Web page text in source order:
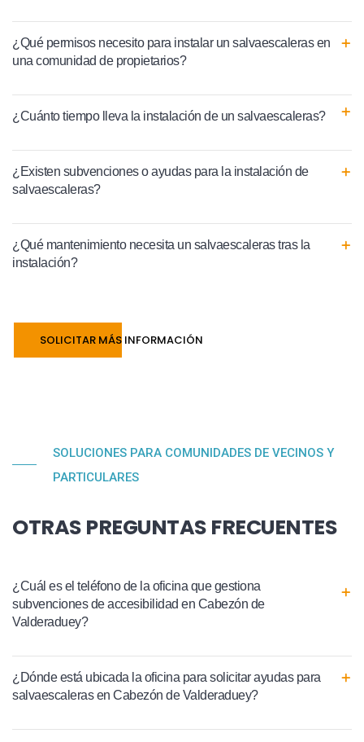
¿Qué permisos necesito para instalar un salvaescaleras en
una comunidad de propietarios?
¿Cuánto tiempo lleva la instalación de un salvaescaleras?
¿Existen subvenciones o ayudas para la instalación de
salvaescaleras?
¿Qué mantenimiento necesita un salvaescaleras tras la
instalación?
SOLICITAR MÁS INFORMACIÓN
SOLUCIONES PARA COMUNIDADES DE VECINOS Y
PARTICULARES
OTRAS PREGUNTAS FRECUENTES
¿Cuál es el teléfono de la oficina que gestiona
subvenciones de accesibilidad en Cabezón de
Valderaduey?
¿Dónde está ubicada la oficina para solicitar ayudas para
salvaescaleras en Cabezón de Valderaduey?